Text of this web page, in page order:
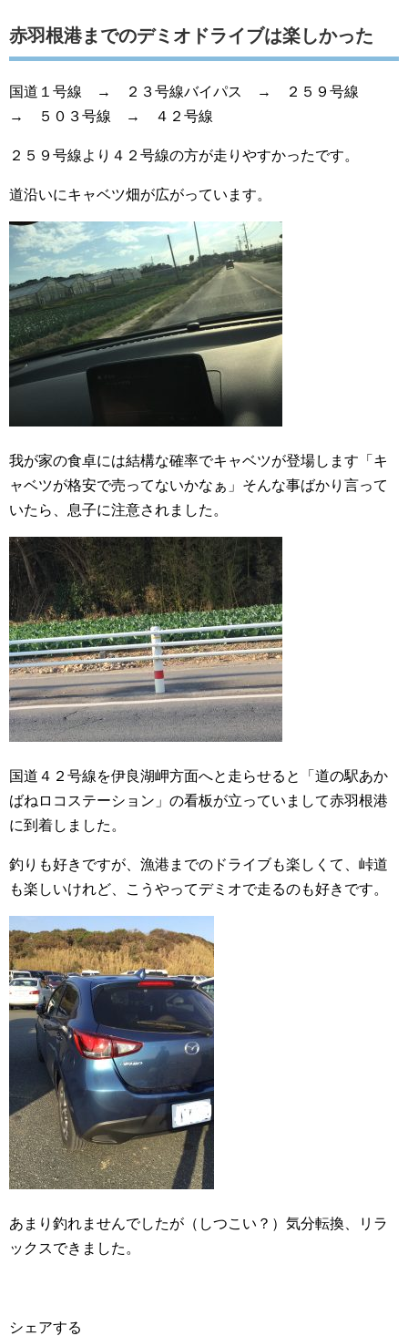
赤羽根港までのデミオドライブは楽しかった
国道１号線 → ２３号線バイパス → ２５９号線
→ ５０３号線 → ４２号線
２５９号線より４２号線の方が走りやすかったです。
道沿いにキャベツ畑が広がっています。
我が家の食卓には結構な確率でキャベツが登場します「キ
ャベツが格安で売ってないかなぁ」そんな事ばかり言って
いたら、息子に注意されました。
国道４２号線を伊良湖岬方面へと走らせると「道の駅あか
ばねロコステーション」の看板が立っていまして赤羽根港
に到着しました。
釣りも好きですが、漁港までのドライブも楽しくて、峠道
も楽しいけれど、こうやってデミオで走るのも好きです。
あまり釣れませんでしたが（しつこい？）気分転換、リラ
ックスできました。
シェアする